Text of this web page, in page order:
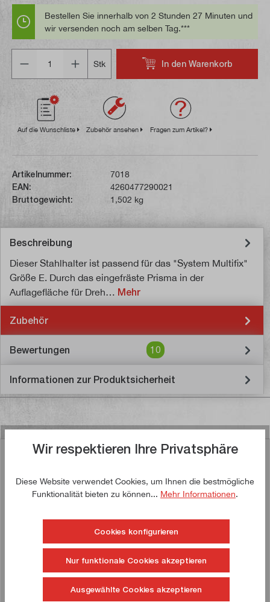
Bestellen Sie innerhalb von 2 Stunden 27 Minuten und
wir versenden noch am selben Tag.***
Stk
In den Warenkorb
Auf die Wunschliste Zubehör ansehen Fragen zum Artikel?
Artikelnummer:
7018
EAN:
4260477290021
Bruttogewicht:
1,502 kg
Beschreibung
Dieser Stahlhalter ist passend für das "System Multifix"
Größe E. Durch das eingefräste Prisma in der
Auflagefläche für Dreh… Mehr
Zubehör
Bewertungen 10
Informationen zur Produktsicherheit
Jetzt kaufen!
Wir respektieren Ihre Privatsphäre
Diese Website verwendet Cookies, um Ihnen die bestmögliche
Funktionalität bieten zu können... Mehr Informationen.
Cookies konfigurieren
Nur funktionale Cookies akzeptieren
Ausgewählte Cookies akzeptieren